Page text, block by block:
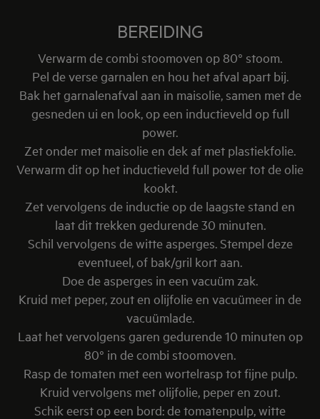
BEREIDING
Verwarm de combi stoomoven op 80° stoom.
Pel de verse garnalen en hou het afval apart bij.
Bak het garnalenafval aan in maisolie, samen met de
gesneden ui en look, op een inductieveld op full
power.
Zet onder met maisolie en dek af met plastiekfolie.
Verwarm dit op het inductieveld full power tot de olie
kookt.
Zet vervolgens de inductie op de laagste stand en
laat dit trekken gedurende 30 minuten.
Schil vervolgens de witte asperges. Stempel deze
eventueel, of bak/gril kort aan.
Doe de asperges in een vacuüm zak.
Kruid met peper, zout en olijfolie en vacuümeer in de
vacuümlade.
Laat het vervolgens garen gedurende 10 minuten op
80° in de combi stoomoven.
Rasp de tomaten met een wortelrasp tot fijne pulp.
Kruid vervolgens met olijfolie, peper en zout.
Schik eerst op een bord: de tomatenpulp, witte